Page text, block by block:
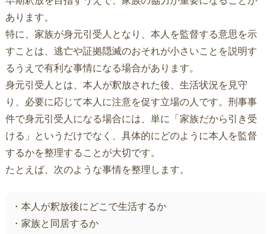
あります。
特に、家族が身元引受人となり、本人を監督する意思を示
すことは、逃亡や証拠隠滅のおそれが小さいことを説明す
るうえで有利な事情になる場合があります。
身元引受人とは、本人が釈放された後、生活状況を見守
り、必要に応じて本人に注意を促す立場の人です。刑事事
件で身元引受人になる場合には、単に「家族だから引き受
ける」というだけでなく、具体的にどのように本人を監督
するかを整理することが大切です。
たとえば、次のような事情を整理します。
・本人が釈放後にどこで生活するか
・家族と同居するか